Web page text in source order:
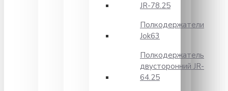
JR-78.25
Полкодержатели
Jok63
Полкодержатель
двусторонний JR-
64.25